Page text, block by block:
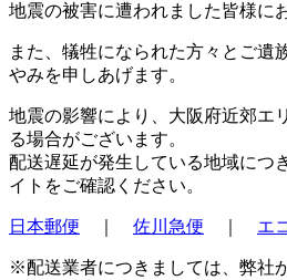
地震の被害に遭われました皆様に
また、犠牲になられた方々とご遺
やみを申しあげます。
地震の影響により、大阪府近郊エ
る場合がございます。
配送遅延が発生している地域につ
イトをご確認ください。
日本郵便 佐川急便 エ
※配送業者につきましては、弊社